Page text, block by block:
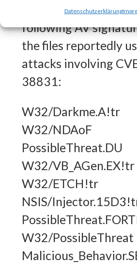
Datenschutzerklärung
FortiGuard Labs has
following AV
the files reportedly
attacks involving
38831:
W32/Darkme.A!tr
W32/NDAoF
PossibleThreat.DU
W32/VB_AGen.EX!tr
W32/ETCH!tr
NSIS/
W32/PossibleThreat